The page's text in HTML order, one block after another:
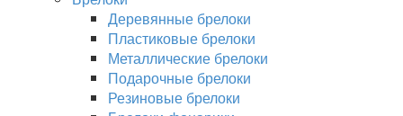
Деревянные брелоки
Пластиковые брелоки
Металлические брелоки
Подарочные брелоки
Резиновые брелоки